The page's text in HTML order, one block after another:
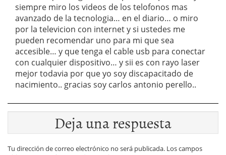
siempre miro los videos de los telofonos mas
avanzado de la tecnologia… en el diario… o miro
por la televicion con internet y si ustedes me
pueden recomendar uno para mi que sea
accesible… y que tenga el cable usb para conectar
con cualquier dispositivo… y sii es con rayo laser
mejor todavia por que yo soy discapacitado de
nacimiento.. gracias soy carlos antonio perello..
Deja una respuesta
Tu dirección de correo electrónico no será publicada. Los campos